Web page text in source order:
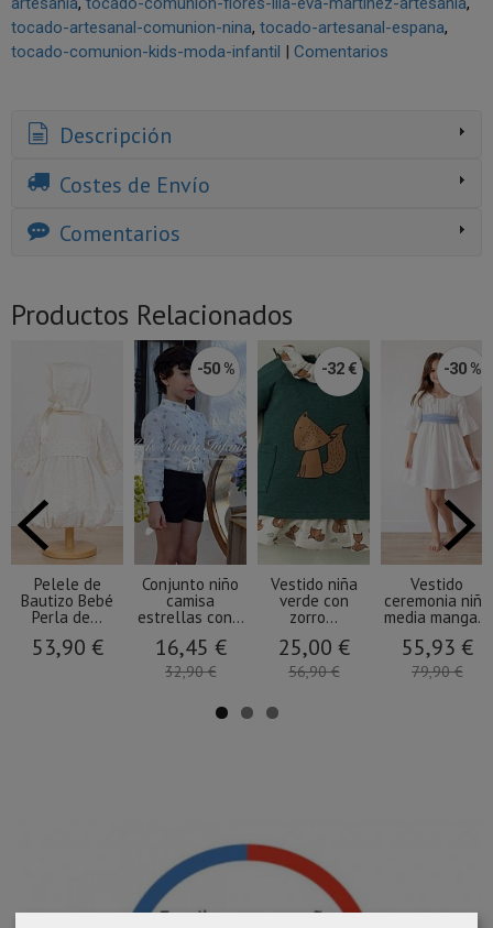
tocado-artesanal-comunion-nina tocado-artesanal-espana
tocado-comunion-kids-moda-infantil | Comentarios
Descripción
Costes de Envío
Comentarios
Productos Relacionados
Pelele de
Bautizo Bebé
Perla de...
53,90 €
-50 %
Conjunto niño
camisa
estrellas con...
16,45 €
32,90 €
-32 €
Vestido niña
verde con
zorro...
25,00 €
56,90 €
-30 %
Vestido
ceremonia niña
media manga...
55,93 €
79,90 €